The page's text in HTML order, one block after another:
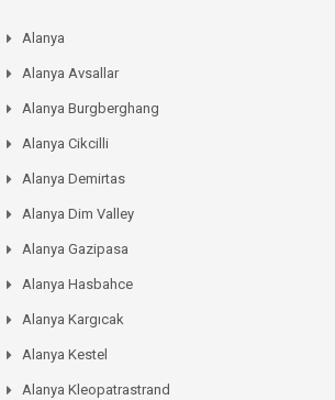
Alanya
Alanya Avsallar
Alanya Burgberghang
Alanya Cikcilli
Alanya Demirtas
Alanya Dim Valley
Alanya Gazipasa
Alanya Hasbahce
Alanya Kargıcak
Alanya Kestel
Alanya Kleopatrastrand